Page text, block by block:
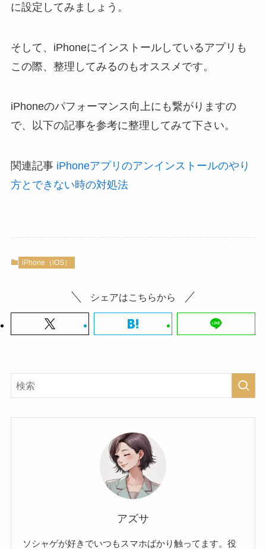
に設定してみましょう。
そして、iPhoneにインストールしているアプリも
この際、整理してみるのもオススメです。
iPhoneのパフォーマンス向上にも繋がりますの
で、以下の記事を参考に整理してみて下さい。
関連記事 iPhoneアプリのアンインストールのやり
方とできない時の対処法
iPhone（iOS）
シェアはこちらから
アズサ
ソシャゲが好きでいつもスマホばかり触ってます。役